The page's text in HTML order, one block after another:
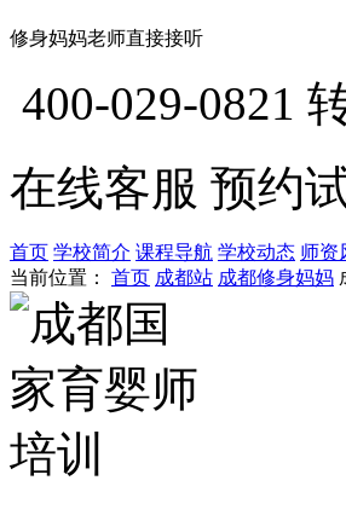
修身妈妈老师直接接听
400-029-0821
在线客服 预约
首页 学校简介 课程导航 学校动态 师资
当前位置：
首页 成都站 成都修身妈妈